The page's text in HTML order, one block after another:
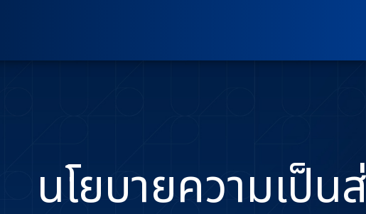
นโยบายความเป็น